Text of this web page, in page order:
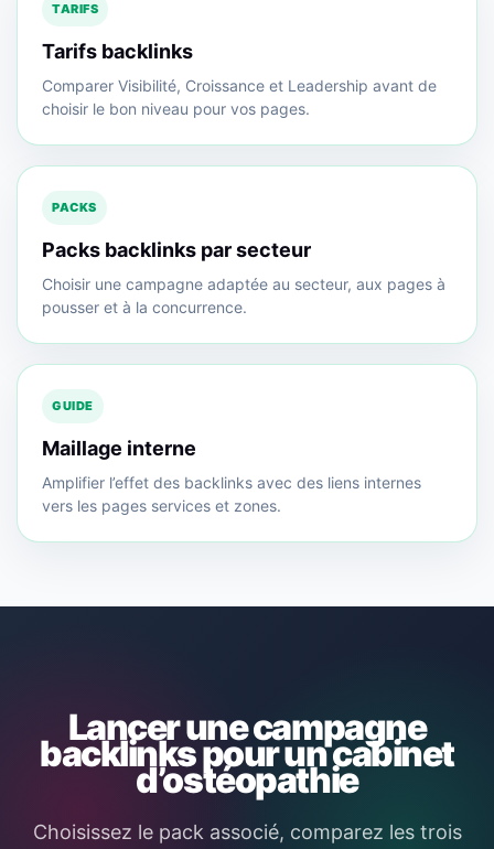
TARIFS
Tarifs backlinks
Comparer Visibilité, Croissance et Leadership avant de
choisir le bon niveau pour vos pages.
PACKS
Packs backlinks par secteur
Choisir une campagne adaptée au secteur, aux pages à
pousser et à la concurrence.
GUIDE
Maillage interne
Amplifier l’effet des backlinks avec des liens internes
vers les pages services et zones.
Lancer une campagne
backlinks pour un cabinet
d’ostéopathie
Choisissez le pack associé, comparez les trois